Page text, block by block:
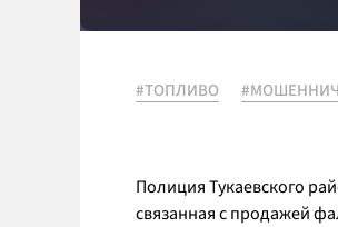
#ТОПЛИВО
Полиция Тукаевского
связанная с продажей